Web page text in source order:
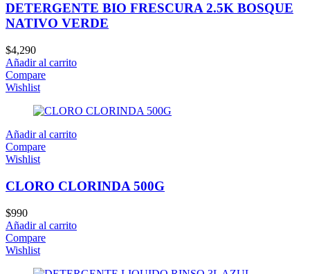
DETERGENTE BIO FRESCURA 2.5K BOSQUE
NATIVO VERDE
$4,290
Añadir al carrito
Compare
Wishlist
Añadir al carrito
Compare
Wishlist
CLORO CLORINDA 500G
$990
Añadir al carrito
Compare
Wishlist